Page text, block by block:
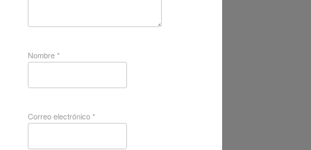
Nombre*
Correo electrónico*